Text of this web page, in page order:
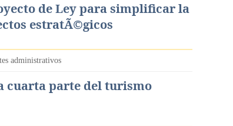
de Ley para simplificar la
estratÃ©gicos
administrativos
cuarta parte del turismo